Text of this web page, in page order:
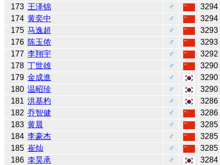
173 王泽锦 ♂
3294
174 黄奕中 ♂
3294
175 马逸超 ♂
3293
176 陈玉侬 ♂
3293
177 李翔宇 ♂
3292
178 丁世雄 ♂
3290
179 金成進 ♂
3290
180 温昭珍 ♂
3290
181 洪基杓 ♂
3286
182 乔智健 ♂
3286
183 黄晨 ♂
3285
184 李豪杰 ♂
3285
185 崔灿 ♂
3285
186 李昊承 ♂
3284